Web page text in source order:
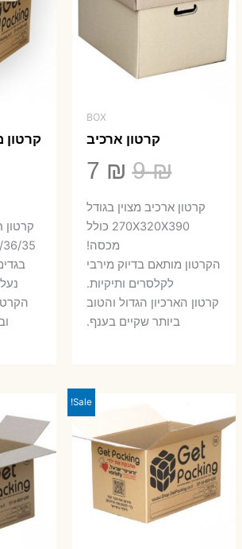
BOX
קרטון ארכיב
9₪
המחיר
המקורי
היה:
9 ₪.
7 ₪
הנוכחי
הוא:
קרטון ארכיב מצוין בגודל
270X320X390 כולל
מכסה!
הקרטון מותאם בדיוק מירבי
לקלסרים ותיקיות.
קרטון הארכיון הגדול והטוב
ביותר שקיים בענף.
קרטון
Sale!